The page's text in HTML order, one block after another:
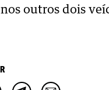
outros dois